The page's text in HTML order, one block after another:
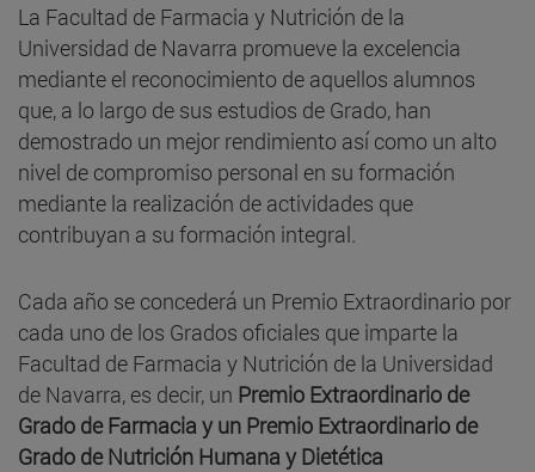
La Facultad de Farmacia y Nutrición de la
Universidad de Navarra promueve la excelencia
mediante el reconocimiento de aquellos alumnos
que, a lo largo de sus estudios de Grado, han
demostrado un mejor rendimiento así como un alto
nivel de compromiso personal en su formación
mediante la realización de actividades que
contribuyan a su formación integral.
Cada año se concederá un Premio Extraordinario por
cada uno de los Grados oficiales que imparte la
Facultad de Farmacia y Nutrición de la Universidad
de Navarra, es decir, un Premio Extraordinario de
Grado de Farmacia y un Premio Extraordinario de
Grado de Nutrición Humana y Dietética